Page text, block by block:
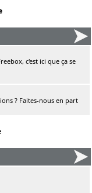
c'est ici que ça se
? Faites-nous en part